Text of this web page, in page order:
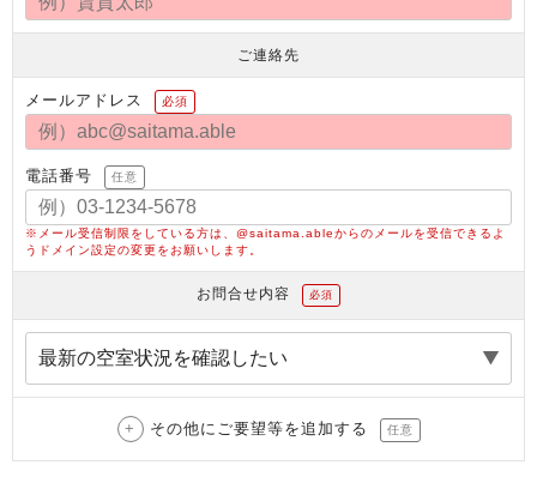
ご連絡先
メールアドレス 必須
電話番号 任意
※メール受信制限をしている方は、@saitama.ableからのメールを受信できるよ
うドメイン設定の変更をお願いします。
お問合せ内容 必須
その他にご要望等を追加する 任意